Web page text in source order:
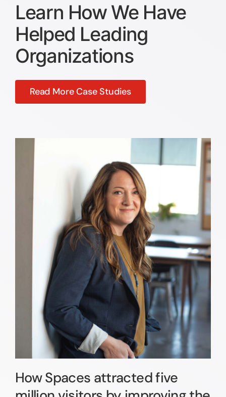
Learn How We Have
Helped Leading
Organizations
Read More Case Studies
How Spaces attracted five